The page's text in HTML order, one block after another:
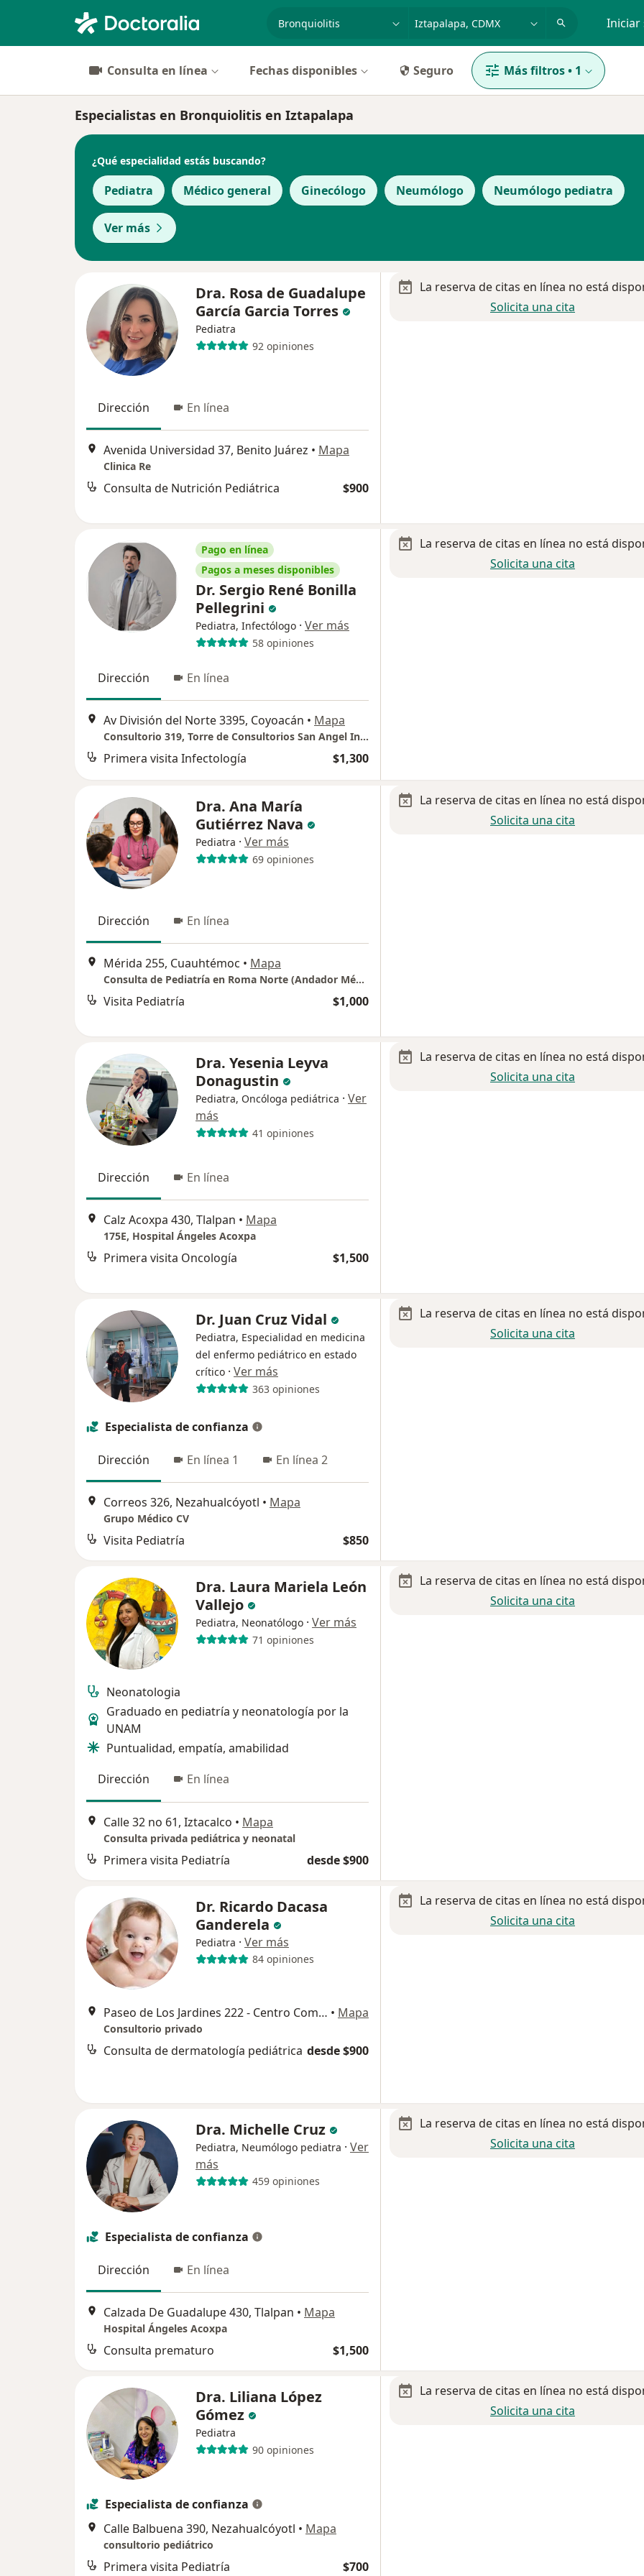
Iniciar
Consulta en línea Fechas disponibles Seguro Más filtros• 1
Especialistas en Bronquiolitis en Iztapalapa
¿Qué especialidad estás buscando?
Pediatra Médico general Ginecólogo Neumólogo Neumólogo pediatra
Ver más
Dra. Rosa de Guadalupe
García Garcia Torres
Pediatra
92 opiniones
Dirección En línea
Avenida Universidad 37, Benito Juárez • Mapa
Clinica Re
Consulta de Nutrición Pediátrica $900
La reserva de citas en línea no está
Solicita una cita
Pago en línea
Pagos a meses disponibles
Dr. Sergio René Bonilla
Pellegrini
Pediatra, Infectólogo · Ver más
58 opiniones
Dirección En línea
Av División del Norte 3395, Coyoacán • Mapa
Consultorio 319, Torre de Consultorios San Angel Inn HMG Coyoacán
Primera visita Infectología $1,300
La reserva de citas en línea no está
Solicita una cita
Dra. Ana María
Gutiérrez Nava
Pediatra · Ver más
69 opiniones
Dirección En línea
Mérida 255, Cuauhtémoc • Mapa
Consulta de Pediatría en Roma Norte (Andador Médico).
Visita Pediatría $1,000
La reserva de citas en línea no está
Solicita una cita
Dra. Yesenia Leyva
Donagustin
Pediatra, Oncóloga pediátrica · Ver
más
41 opiniones
Dirección En línea
Calz Acoxpa 430, Tlalpan • Mapa
175E, Hospital Ángeles Acoxpa
Primera visita Oncología $1,500
La reserva de citas en línea no está
Solicita una cita
Dr. Juan Cruz Vidal
Pediatra, Especialidad en medicina
del enfermo pediátrico en estado
crítico · Ver más
363 opiniones
Especialista de confianza
Dirección En línea 1 En línea 2
Correos 326, Nezahualcóyotl • Mapa
Grupo Médico CV
Visita Pediatría $850
La reserva de citas en línea no está
Solicita una cita
Dra. Laura Mariela León
Vallejo
Pediatra, Neonatólogo · Ver más
71 opiniones
Neonatologia
Graduado en pediatría y neonatología por la
UNAM
Puntualidad, empatía, amabilidad
Dirección
En línea
Calle 32 no 61, Iztacalco • Mapa
Consulta privada pediátrica y neonatal
Primera visita Pediatría desde $900
La reserva de citas en línea no está
Solicita una cita
Dr. Ricardo Dacasa
Ganderela
Pediatra · Ver más
84 opiniones
Paseo de Los Jardines 222 - Centro Comercial Plaza Taxqueña. PB, Coyoacán • Mapa
Consultorio privado
Consulta de dermatología pediátrica desde $900
La reserva de citas en línea no está
Solicita una cita
Dra. Michelle Cruz
Pediatra, Neumólogo pediatra · Ver
más
459 opiniones
Especialista de confianza
Dirección En línea
Calzada De Guadalupe 430, Tlalpan • Mapa
Hospital Ángeles Acoxpa
Consulta prematuro $1,500
La reserva de citas en línea no está
Solicita una cita
Dra. Liliana López
Gómez
Pediatra
90 opiniones
Especialista de confianza
Calle Balbuena 390, Nezahualcóyotl • Mapa
consultorio pediátrico
Primera visita Pediatría $700
La reserva de citas en línea no está
Solicita una cita